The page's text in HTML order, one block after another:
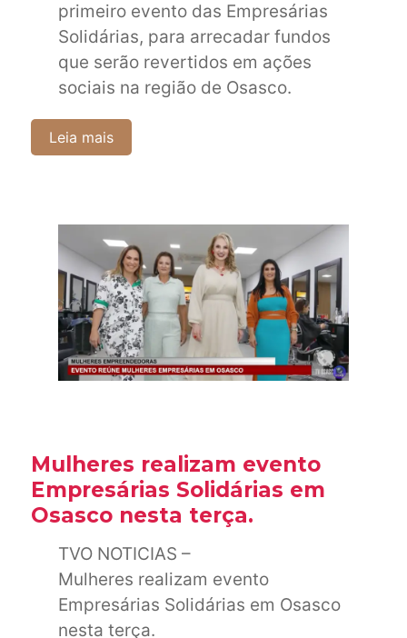
primeiro evento das Empresárias
Solidárias, para arrecadar fundos
que serão revertidos em ações
sociais na região de Osasco.
Leia mais
Mulheres realizam evento
Empresárias Solidárias em
Osasco nesta terça.
TVO NOTICIAS –
Mulheres realizam evento
Empresárias Solidárias em Osasco
nesta terça.